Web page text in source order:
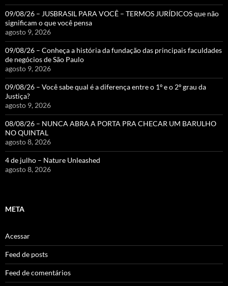
09/08/26 – JUSBRASIL PARA VOCÊ – TERMOS JURÍDICOS que não
significam o que você pensa
agosto 9, 2026
09/08/26 – Conheça a história da fundação das principais faculdades
de negócios de São Paulo
agosto 9, 2026
09/08/26 – Você sabe qual é a diferença entre o 1º e o 2º grau da
Justiça?
agosto 9, 2026
08/08/26 – NUNCA ABRA A PORTA PRA CHECAR UM BARULHO
NO QUINTAL
agosto 8, 2026
4 de julho – Nature Unleashed
agosto 8, 2026
META
Acessar
Feed de posts
Feed de comentários